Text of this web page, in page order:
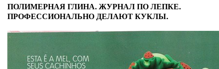
ПОЛИМЕРНАЯ ГЛИНА. ЖУРНАЛ ПО ЛЕПКЕ.
ПРОФЕССИОНАЛЬНО ДЕЛАЮТ КУКЛЫ.